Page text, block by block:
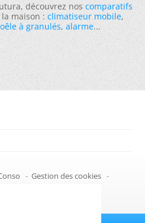
découvrez noscomparatifs
maison :climatiseur mobile,
à granulés,alarme...
- Gestion des cookies -